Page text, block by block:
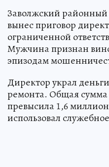
Заволжский районный
вынес приговор
ограниченной
Мужчина признан
эпизодам
Директор украл
ремонта. Общая
превысила 1,6
использовал